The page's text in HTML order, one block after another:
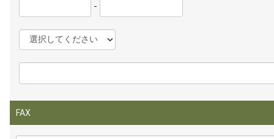
-
FAX